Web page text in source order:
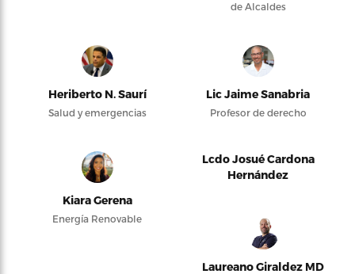
de Alcaldes
Heriberto N. Saurí
Salud y emergencias
Lic Jaime Sanabria
Profesor de derecho
Kiara Gerena
Energía Renovable
Lcdo Josué Cardona
Hernández
Laureano Giraldez MD